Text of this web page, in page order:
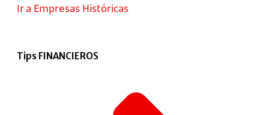
Ir a Empresas Históricas
Tips FINANCIEROS